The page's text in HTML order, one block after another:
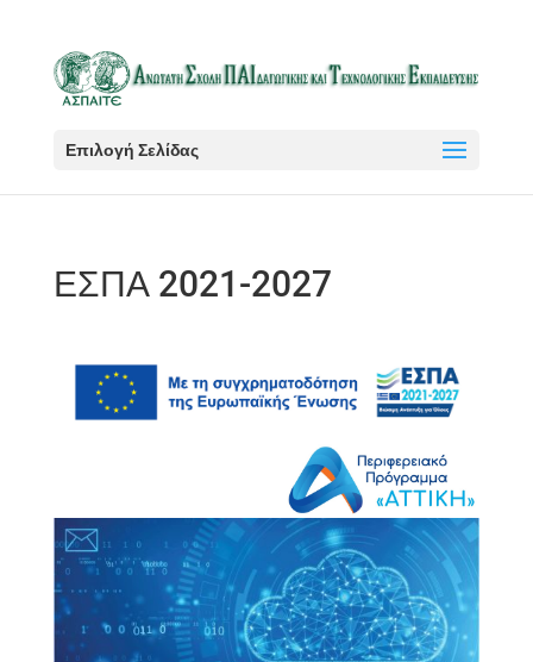
Επιλογή Σελίδας
ΕΣΠΑ 2021-2027